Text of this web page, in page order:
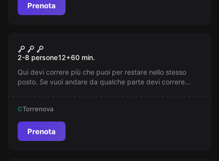
Prenota
Paese delle Meraviglie
2-8 persone12+60 min.
Qui devi correre più che puoi per restare nello stesso
posto. Se vuoi andare da qualche parte devi correre...
CTorrenova
Prenota